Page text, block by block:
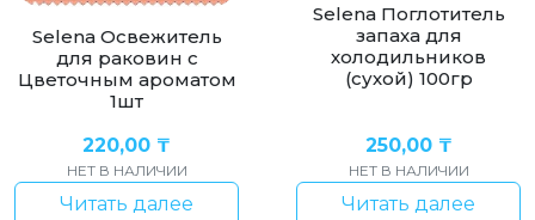
Selena Освежитель
для раковин с
Цветочным ароматом
1шт
220,00 ₸
НЕТ В НАЛИЧИИ
Читать далее
Selena Поглотитель
запаха для
холодильников
(сухой) 100гр
250,00 ₸
НЕТ В НАЛИЧИИ
Читать далее